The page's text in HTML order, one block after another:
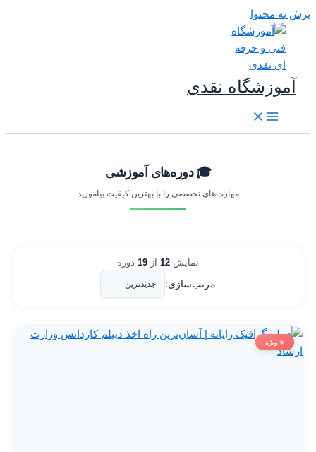
به محتوا
آموزشگاه نقدی
🎓 دوره‌های آموزشی
مهارت‌های تخصصی را با بهترین کیفیت بیاموزید
نمایش12 از 19 دوره
مرتب‌سازی:
⭐ ویژه